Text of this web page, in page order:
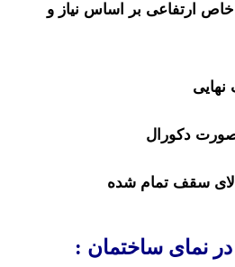
خاص ارتفاعی بر اساس نیاز و
دکورال
سقف تمام شده
نمای ساختمان :